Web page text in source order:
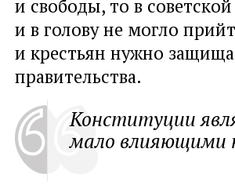
и свободы, то в
и в голову не могло
и крестьян нужно
правительства.
Конституции
мало влияющими